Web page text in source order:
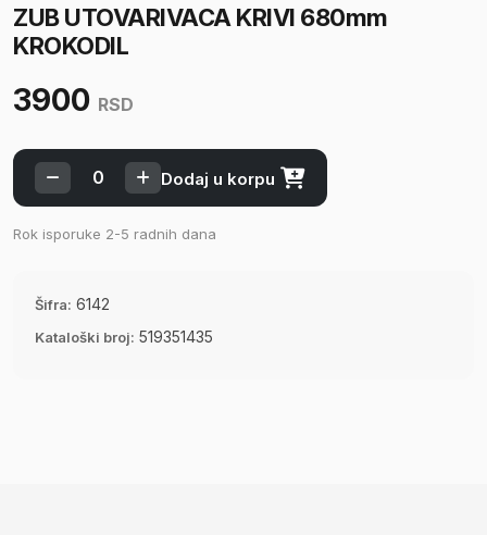
ZUB UTOVARIVACA KRIVI 680mm
KROKODIL
3900 RSD
Rok isporuke 2-5 radnih dana
Šifra: 6142
Kataloški broj: 519351435